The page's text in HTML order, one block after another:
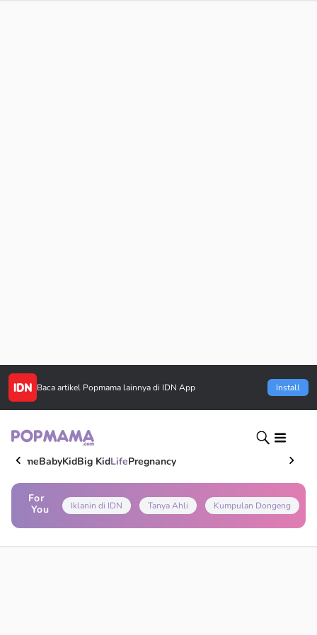
Baca artikel Popmama lainnya di IDN App Install
HomeBabyKidBig KidLifePregnancy
For
You
Iklanin di IDN Tanya Ahli Kumpulan Dongeng